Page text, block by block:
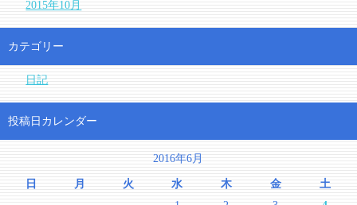
2015年10月
カテゴリー
日記
投稿日カレンダー
2016年6月
日 月 火 水 木 金
土